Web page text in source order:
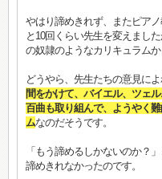
やはり諦めきれず、またピア
と10回くらい先生を変えまし
の奴隷のようなカリキュラムか
どうやら、先生たちの意見によ
間をかけて、バイエル、ツェ
百曲も取り組んで、ようやく
ムなのだそうです。
「もう諦めるしかないのか？
諦めきれなかったのです。